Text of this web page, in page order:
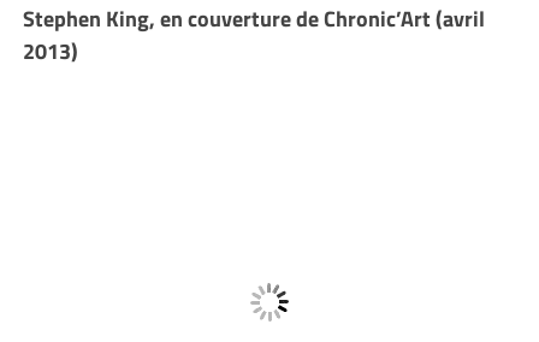
Stephen King, en couverture de Chronic’Art (avril
2013)